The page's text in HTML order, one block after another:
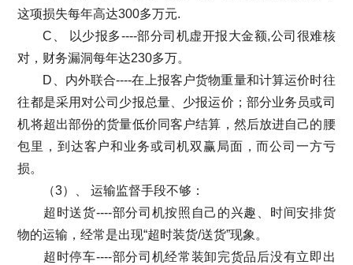
这项损失每年高达300多万元.
C、 以少报多----部分司机虚开报大金额,公司很难核
对，财务漏洞每年达230多万。
D、内外联合----在上报客户货物重量和计算运价时往
往都是采用对公司少报总量、少报运价；部分业务员或司
机将超出部份的货量低价同客户结算，然后放进自己的腰
包里，到达客户和业务或司机双赢局面，而公司一方亏
损。
（3）、 运输监督手段不够：
超时送货----部分司机按照自己的兴趣、时间安排货
物的运输，经常是出现“超时装货/送货”现象。
超时停车----部分司机经常装卸完货品后没有立即出